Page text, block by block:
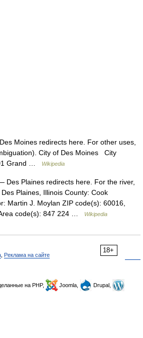
Moines redirects here. For other uses,
City of Des Moines City
Grand …
Wikipedia
Des Plaines redirects here. For the river,
Plaines, Illinois County: Cook
Martin J. Moylan ZIP code(s): 60016,
code(s): 847 224 …
Wikipedia
18+
Реклама на сайте
на PHP, Joomla,
Drupal,